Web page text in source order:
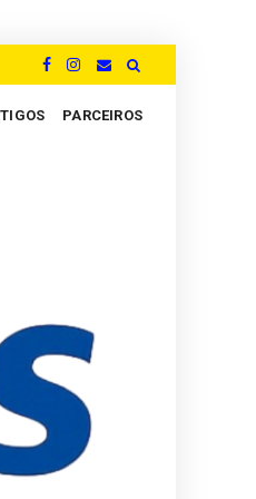
PARCEIROS
um grito por justiça e